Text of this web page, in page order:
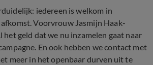
iedereen is welkom in
Voorvrouw Jasmijn Haak-
geld dat we nu inzamelen gaat naar
En ook hebben we contact met
meer in het openbaar durven uit te